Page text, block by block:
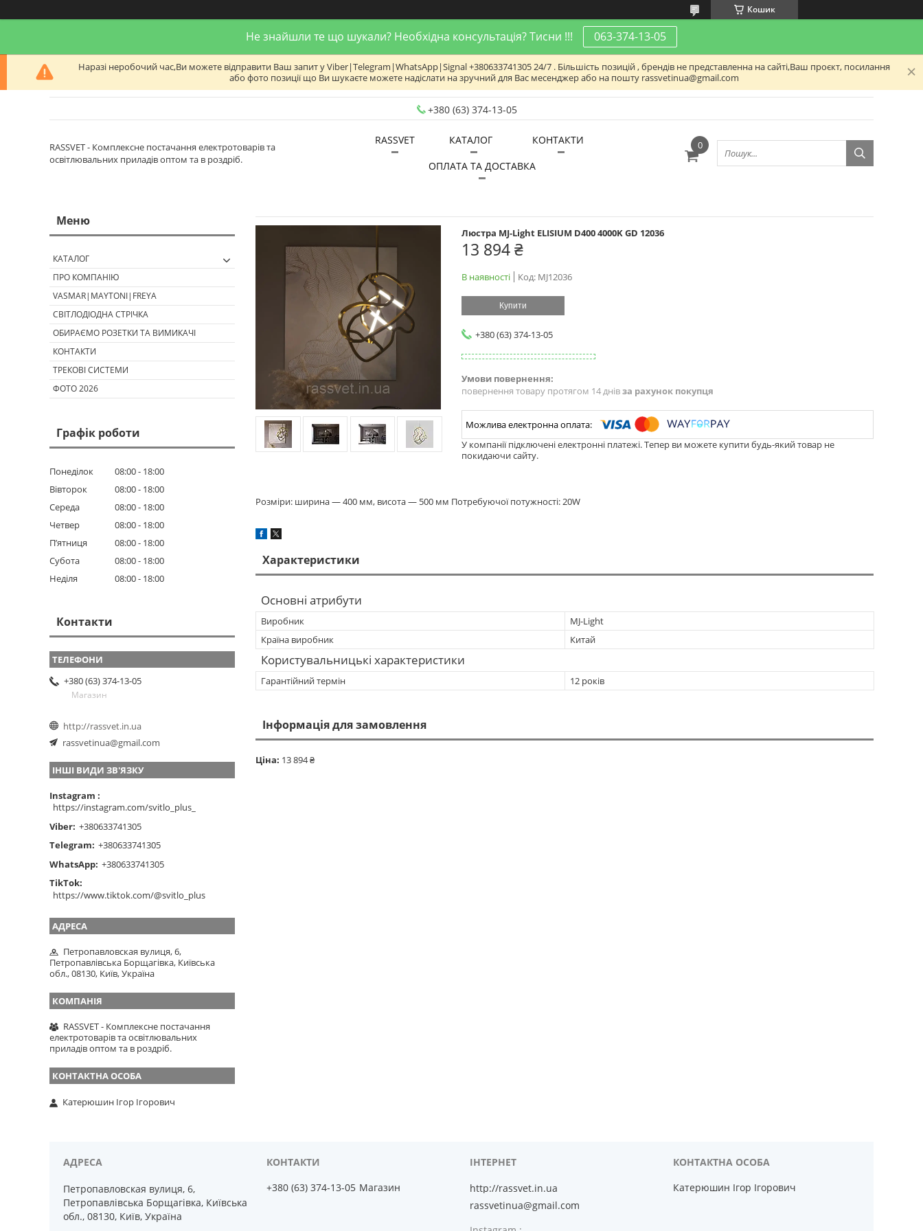
Кошик
Не знайшли те що шукали? Необхідна консультація? Тисни !!! 063-374-13-05
Наразі неробочий час,Ви можете відправити Ваш запит у Viber|Telegram|WhatsApp|Signal +380633741305 24/7 . Більшість позицій , брендів не представленна на сайті,Ваш проєкт, посилання
або фото позиції що Ви шукаєте можете надіслати на зручний для Вас месенджер або на пошту rassvetinua@gmail.com
+380 (63) 374-13-05
RASSVET - Комплексне постачання електротоварів та
освітлювальних приладів оптом та в роздріб.
RASSVET КАТАЛОГ
КОНТАКТИ
ОПЛАТА ТА ДОСТАВКА
Люстра MJ-Light ELISIUM D400 4000K GD 12036
13 894 ₴
В наявності Код: MJ12036
Купити
+380 (63) 374-13-05
повернення товару протягом 14 днівза рахунок покупця
У компанії підключені електронні платежі. Тепер ви можете купити будь-який товар не
покидаючи сайту.
Розміри: ширина — 400 мм, висота — 500 мм Потребуючої потужності: 20W
Характеристики
Основні атрибути
Виробник
MJ-Light
Країна виробник
Китай
Користувальницькі характеристики
Гарантійний термін 12 років
Інформація для замовлення
Ціна: 13 894 ₴
КАТАЛОГ
ПРО КОМПАНІЮ
VASMAR|MAYTONI|FREYA
СВІТЛОДІОДНА СТРІЧКА
ОБИРАЄМО РОЗЕТКИ ТА ВИМИКАЧІ
КОНТАКТИ
ТРЕКОВІ СИСТЕМИ
ФОТО 2026
Графік роботи
Понеділок 08:00
18:00
Вівторок
08:00
18:00
Середа
08:00
18:00
Четвер
08:00
18:00
Пʼятниця
08:00
18:00
Субота
08:00
18:00
Неділя
08:00 18:00
Контакти
+380 (63) 374-13-05
Магазин
http://rassvet.in.ua
rassvetinua@gmail.com
ІНШІ ВИДИ ЗВ'ЯЗКУ
Instagram
https://instagram.com/svitlo_plus_
Viber +380633741305
Telegram +380633741305
WhatsApp +380633741305
TikTok
https://www.tiktok.com/@svitlo_plus
Петропавловская вулиця, 6,
Петропавлівська Борщагівка, Київська
обл., 08130, Київ, Україна
RASSVET - Комплексне постачання
електротоварів та освітлювальних
приладів оптом та в роздріб.
Катерюшин Ігор Ігорович
Петропавловская вулиця, 6,
Петропавлівська Борщагівка, Київська
обл., 08130, Київ, Україна
+380 (63) 374-13-05 Магазин
http://rassvet.in.ua
rassvetinua@gmail.com
Катерюшин Ігор Ігорович